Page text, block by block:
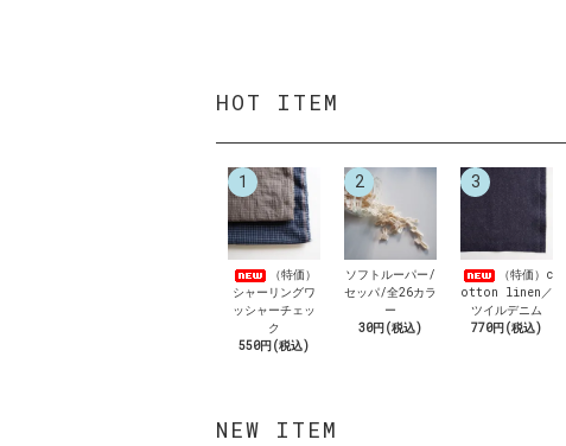
HOT ITEM
1
（特価）
シャーリングワ
ッシャーチェッ
ク
550円(税込)
2
ソフトルーパー/
セッパ/全26カラ
ー
30円(税込)
3
（特価）c
otton linen／
ツイルデニム
770円(税込)
NEW ITEM